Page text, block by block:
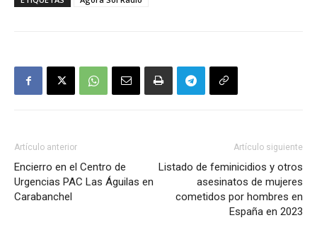
Artículo anterior
Encierro en el Centro de
Urgencias PAC Las Águilas en
Carabanchel
Artículo siguiente
Listado de feminicidios y otros
asesinatos de mujeres
cometidos por hombres en
España en 2023